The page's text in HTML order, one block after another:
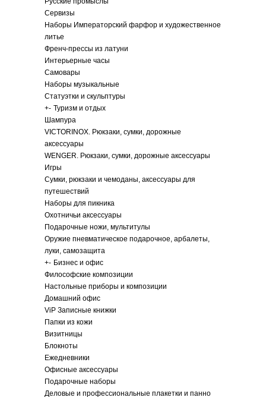
Сервизы
Наборы Императорский фарфор и художественное
литье
Френч-прессы из латуни
Интерьерные часы
Самовары
Наборы музыкальные
Статуэтки и скульптуры
+- Туризм и отдых
Шампура
VICTORINOX. Рюкзаки, сумки, дорожные
аксессуары
WENGER. Рюкзаки, сумки, дорожные аксессуары
Игры
Сумки, рюкзаки и чемоданы, аксессуары для
путешествий
Наборы для пикника
Охотничьи аксессуары
Подарочные ножи, мультитулы
Оружие пневматическое подарочное, арбалеты,
луки, самозащита
+- Бизнес и офис
Философские композиции
Настольные приборы и композиции
Домашний офис
ViP Записные книжки
Папки из кожи
Визитницы
Блокноты
Ежедневники
Офисные аксессуары
Подарочные наборы
Деловые и профессиональные плакетки и панно